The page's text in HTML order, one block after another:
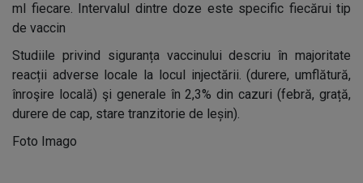
ml fiecare. Intervalul dintre doze este specific fiecărui tip
de vaccin
Studiile privind siguranța vaccinului descriu în majoritate
reacții adverse locale la locul injectării. (durere, umflătură,
înroşire locală) şi generale în 2,3% din cazuri (febră, grață,
durere de cap, stare tranzitorie de leșin).
Foto Imago